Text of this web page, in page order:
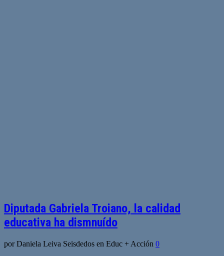
Diputada Gabriela Troiano, la calidad
educativa ha dismnuído
por Daniela Leiva Seisdedos en Educ + Acción 0